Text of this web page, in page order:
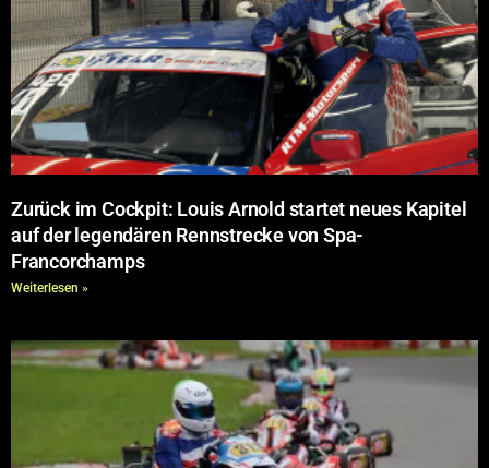
Zurück im Cockpit: Louis Arnold startet neues Kapitel
auf der legendären Rennstrecke von Spa-
Francorchamps
Weiterlesen »